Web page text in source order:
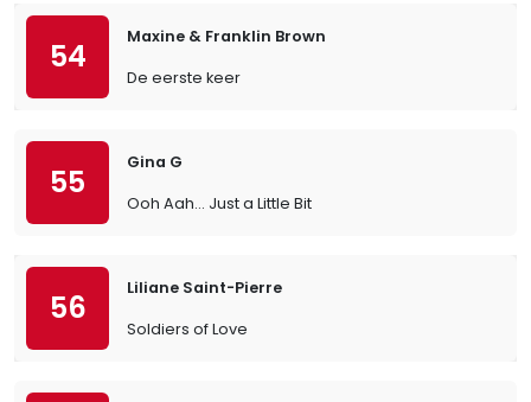
54
Maxine & Franklin Brown
De eerste keer
55
Gina G
Ooh Aah… Just a Little Bit
56
Liliane Saint-Pierre
Soldiers of Love